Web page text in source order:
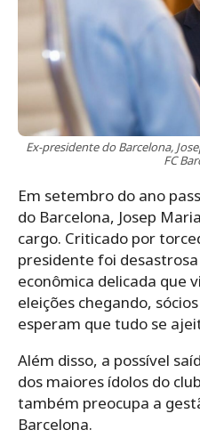
Ex-presidente do Barcelona,
FC
Em setembro do ano
do Barcelona, Josep
cargo. Criticado por
presidente foi
econômica delicada que
eleições chegando,
esperam que tudo se
Além disso, a possível
dos maiores ídolos do
também preocupa a
Barcelona.